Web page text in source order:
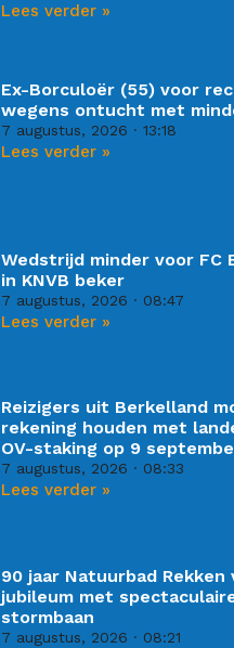
Lees verder »
Ex-Borculoër (55) voor
wegens ontucht met
7 augustus, 2026 13:18
Lees verder »
Wedstrijd minder voor FC
in KNVB beker
7 augustus, 2026 08:47
Lees verder »
Reizigers uit Berkelland
rekening houden met
OV-staking op 9
7 augustus, 2026 08:33
Lees verder »
90 jaar Natuurbad Rekken
jubileum met
stormbaan
7 augustus, 2026 08:21